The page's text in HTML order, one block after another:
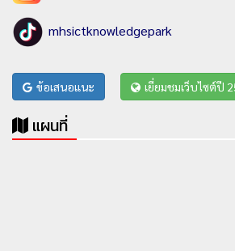
mhsictknowledgepark
ข้อเสนอแนะ เยี่ยมชมเว็บไซต์ปี
แผนที่